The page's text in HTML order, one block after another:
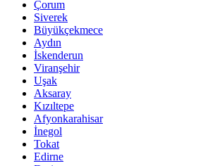
Çorum
Siverek
Büyükçekmece
Aydın
İskenderun
Viranşehir
Uşak
Aksaray
Kızıltepe
Afyonkarahisar
İnegol
Tokat
Edirne